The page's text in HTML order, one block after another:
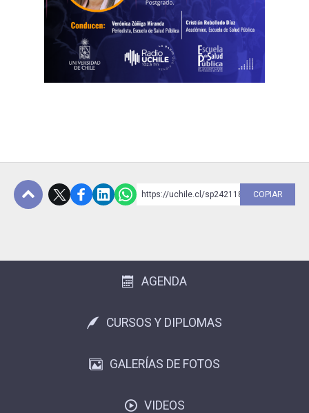
https://uchile.cl/sp242118 COPIAR
AGENDA
CURSOS Y DIPLOMAS
GALERÍAS DE FOTOS
VIDEOS